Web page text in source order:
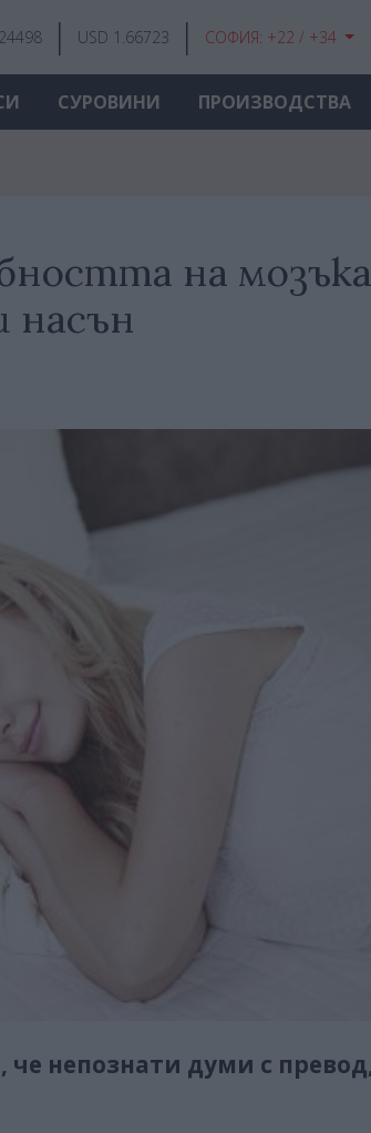
USD 1.66723 СОФИЯ: +22 / +34
СУРОВИНИ ПРОИЗВОДСТВА
на
насън
непознати думи с